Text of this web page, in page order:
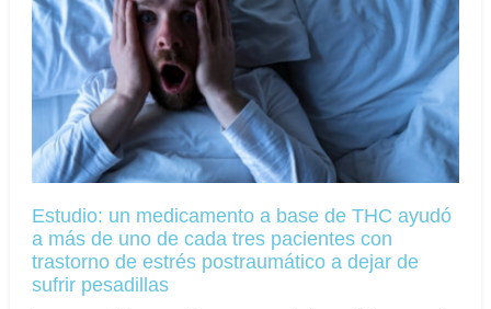
Estudio: un medicamento a base de THC ayudó
a más de uno de cada tres pacientes con
trastorno de estrés postraumático a dejar de
sufrir pesadillas